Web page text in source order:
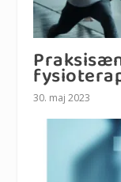
30. maj 2023